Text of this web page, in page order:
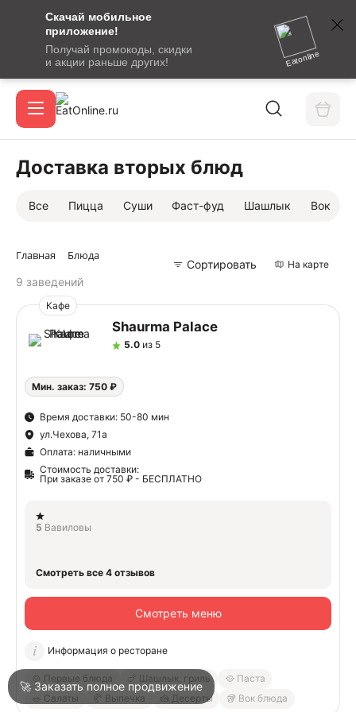
Скачай мобильное
приложение!
Получай промокоды, скидки
и акции раньше других!
Eatonline
сообщение
кодом
подтверждения
Акции
Город
Доставка вторых блюд
Все Пицца Суши Фаст-фуд Шашлык Вок
Главная Блюда
9 заведений
Сортировать На карте
Кафе
Shaurma Palace
5.0из 5
Мин. заказ: 750 ₽
Время доставки: 50-80 мин
ул.Чехова, 71а
Оплата: наличными
Стоимость доставки:
При заказе от 750 ₽ - БЕСПЛАТНО
5 Вавиловы
Смотреть все 4 отзывов
Смотреть меню
🍲 Первые блюда 🍗 Шашлык, гриль
🥘 Паста
🥗 Салаты
🥐 Выпечка 🍰 Десерты 🥡 Вок блюда
Информация о ресторане
🚀 Заказать полное продвижение